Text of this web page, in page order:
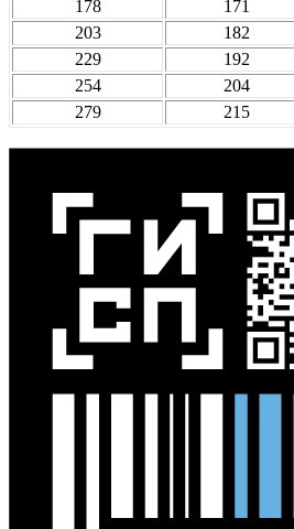
178
171
203
182
229
192
254
204
279
215